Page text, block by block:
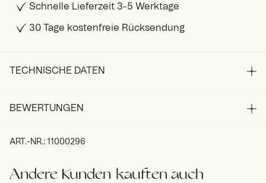
Schnelle Lieferzeit 3-5 Werktage
30 Tage kostenfreie Rücksendung
TECHNISCHE DATEN
BEWERTUNGEN
ART.-NR.: 11000296
Andere Kunden kauften auch